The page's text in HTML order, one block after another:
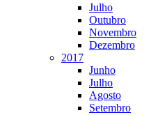
Julho
Outubro
Novembro
Dezembro
2017
Junho
Julho
Agosto
Setembro